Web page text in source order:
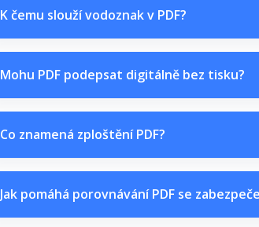
K čemu slouží vodoznak v PDF?
Mohu PDF podepsat digitálně bez tisku?
Co znamená zploštění PDF?
Jak pomáhá porovnávání PDF se